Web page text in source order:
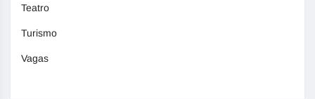
Teatro
Turismo
Vagas